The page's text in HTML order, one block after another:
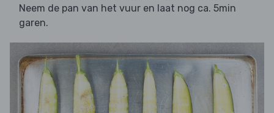
Neem de pan van het vuur en laat nog ca. 5min
garen.